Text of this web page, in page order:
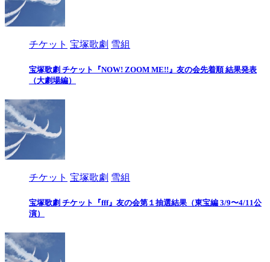
チケット 宝塚歌劇 雪組
宝塚歌劇 チケット『NOW! ZOOM ME!!』友の会先着順 結果発表
（大劇場編）
チケット 宝塚歌劇 雪組
宝塚歌劇 チケット『fff』友の会第１抽選結果（東宝編 3/9〜4/11公
演）